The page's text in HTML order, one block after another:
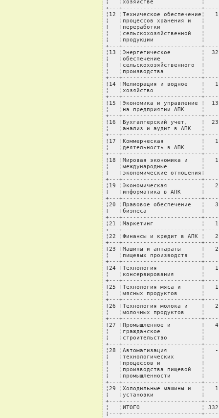
¦   ¦хозяйстве
+---+-----------------------
¦12 ¦Техническое
¦   ¦процессов хранения
¦   ¦переработки
¦
¦   ¦продукции
+---+-----------------------
¦13 ¦Энергетическое
¦   ¦обеспечение
¦
¦   ¦производства
+---+-----------------------
¦14 ¦Мелиорация и водное
¦   ¦хозяйство
+---+-----------------------
¦15 ¦Экономика и
¦   ¦на предприятии АПК
+---+-----------------------
¦16 ¦Бухгалтерский учет,
¦   ¦анализ и аудит в АПК
+---+-----------------------
¦17 ¦Коммерческая
¦   ¦деятельность в АПК
+---+-----------------------
¦18 ¦Мировая экономика и
¦   ¦международные
¦   ¦экономические
+---+-----------------------
¦19 ¦Экономическая
¦   ¦информатика в АПК
+---+-----------------------
¦20 ¦Правовое
¦   ¦бизнеса                ¦
+---+-----------------------
¦21 ¦Маркетинг
+---+-----------------------
¦22 ¦Финансы и кредит в
+---+-----------------------
¦23 ¦Машины и аппараты
¦   ¦пищевых производств
+---+-----------------------
¦24 ¦Технология
¦   ¦консервирования
+---+-----------------------
¦25 ¦Технология мяса и
¦   ¦мясных продуктов
+---+-----------------------
¦26 ¦Технология молока и
¦   ¦молочных продуктов
+---+-----------------------
¦27 ¦Промышленное и
¦   ¦гражданское
¦   ¦строительство
+---+-----------------------
¦28 ¦Автоматизация
¦   ¦технологических
¦   ¦процессов и
¦   ¦производства
¦   ¦промышленности
+---+-----------------------
¦29 ¦Холодильные машины и
¦   ¦установки
+---+-----------------------
¦   ¦ИТОГО                  ¦ 332
¦---+-----------------------